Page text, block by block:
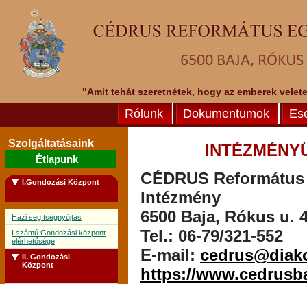
"Amit tehát szeretnétek, hogy az emberek
Rólunk Dokumentumok
Szolgáltatásaink
Étlapunk
I.Gondozási Központ
Házi segítségnyújtás
I.számú Gondozási központ
elérhetősége
II. Gondozási
Központ
CÉDRUS
Intézmény
6500 Baja, Rókus u.
Tel.: 06-79/321-552
E-mail:
https://